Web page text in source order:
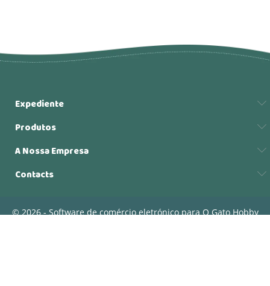
Expediente
Produtos
A Nossa Empresa
Contacts
© 2026 - Software de comércio eletrónico para O Gato Hobby